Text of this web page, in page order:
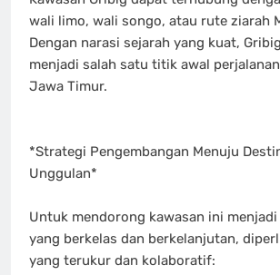
wali limo, wali songo, atau rute ziarah
Dengan narasi sejarah yang kuat,
menjadi salah satu titik awal
Jawa Timur.
*Strategi Pengembangan Menuju
Unggulan*
Untuk mendorong kawasan ini
yang berkelas dan berkelanjutan,
yang terukur dan kolaboratif: